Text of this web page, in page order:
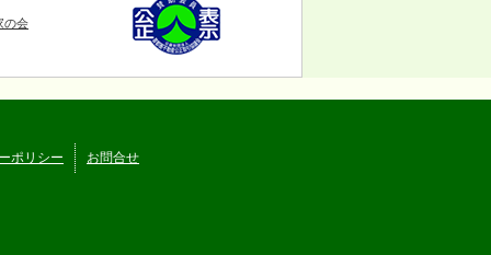
の会
ポリシー お問合せ